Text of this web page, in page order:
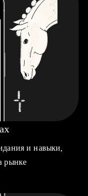
и навыки,
рынке